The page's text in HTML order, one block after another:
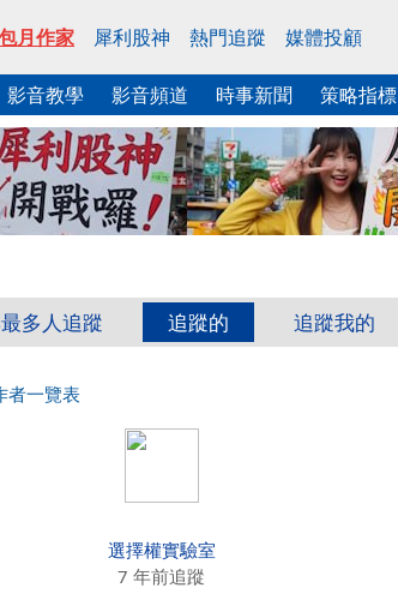
月作家 犀利股神 熱門追蹤 媒體投顧
影音教學 影音頻道 時事新聞 策略指標
多人追蹤 追蹤的 追蹤我的
者一覽表
選擇權實驗室
7 年前追蹤